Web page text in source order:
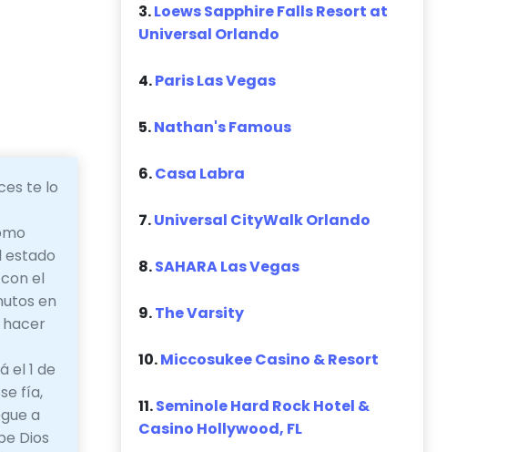
te lo
estado
el
en
hacer
el 1 de
fía,
a
Dios
3.Loews Sapphire Falls Resort at
Universal Orlando
4.Paris Las Vegas
5.Nathan's Famous
6.Casa Labra
7.Universal CityWalk Orlando
8.SAHARA Las Vegas
9.The Varsity
10.Miccosukee Casino & Resort
11.Seminole Hard Rock Hotel &
Casino Hollywood, FL